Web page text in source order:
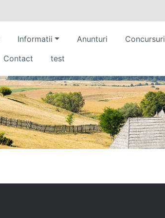
Informatii Anunturi Concursuri
Contact test